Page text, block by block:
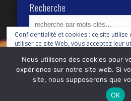
Recherche
Archives
Archives
© 2026 Centre Subaquatique
Confidentialité et cookies : ce site utilise
utiliser ce site Web, vous acceptez leur
Pour en savoir plus, notamment sur la
consultez :Politique relative aux cookies
Nous utilisons des cookies pour
expérience sur notre site web. Si
site, nous supposerons que
OK